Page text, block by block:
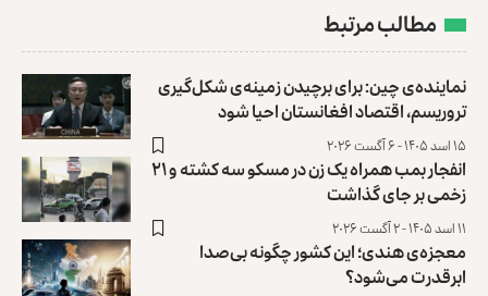
مطالب مرتبط
نماینده‌ی چین: برای برچیدن زمینه‌ی شکل‌گیری
تروریسم، اقتصاد افغانستان احیا شود
۱۵ اسد ۱۴۰۵ - ۶ آگست ۲۰۲۶
انفجار بمب همراه یک زن در مسکو سه کشته و ۲۱
زخمی بر جای گذاشت
۱۱ اسد ۱۴۰۵ - ۲ آگست ۲۰۲۶
معجزه‌ی هندی؛ این کشور چگونه بی‌صدا
ابرقدرت می‌شود؟